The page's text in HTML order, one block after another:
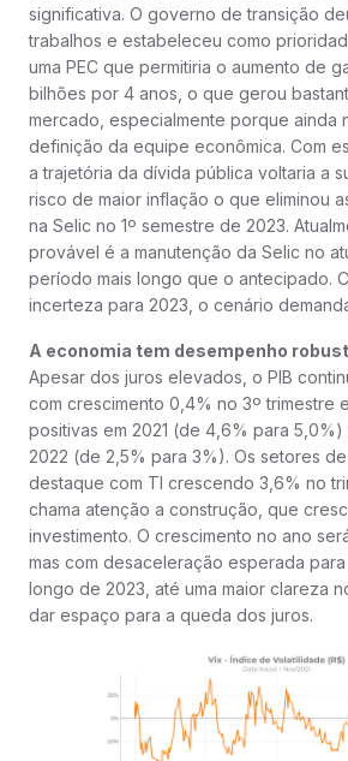
significativa. O governo de transição
trabalhos e estabeleceu como
uma PEC que permitiria o aumento de
bilhões por 4 anos, o que gerou
mercado, especialmente porque ainda
definição da equipe econômica. Com
a trajetória da dívida pública voltaria a
risco de maior inflação o que eliminou
na Selic no 1º semestre de 2023.
provável é a manutenção da Selic no
período mais longo que o antecipado.
incerteza para 2023, o cenário
A economia tem desempenho
Apesar dos juros elevados, o PIB
com crescimento 0,4% no 3º trimestre
positivas em 2021 (de 4,6% para 5,0%)
2022 (de 2,5% para 3%). Os setores
destaque com TI crescendo 3,6% no
chama atenção a construção, que
investimento. O crescimento no ano
mas com desaceleração esperada
longo de 2023, até uma maior clareza
dar espaço para a queda dos juros.